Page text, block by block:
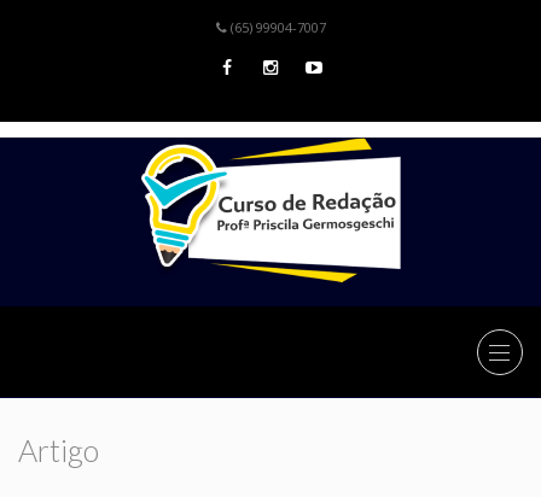
(65) 99904-7007
Artigo